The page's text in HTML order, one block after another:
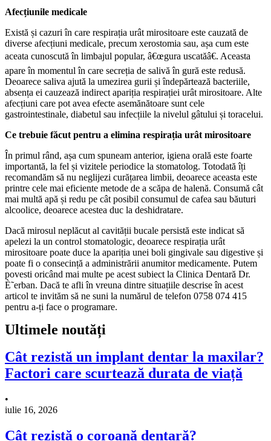
Afecțiunile medicale
Există și cazuri în care respirația urât mirositoare este cauzată de
diverse afecțiuni medicale, precum xerostomia sau, așa cum este
aceata cunoscută în limbajul popular, â€œgura uscatăâ€. Aceasta
apare în momentul în care secreția de salivă în gură este redusă.
Deoarece saliva ajută la umezirea gurii și îndepărtează bacteriile,
absența ei cauzează indirect apariția respirației urât mirositoare. Alte
afecțiuni care pot avea efecte asemănătoare sunt cele
gastrointestinale, diabetul sau infecțiile la nivelul gâtului și toracelui.
Ce trebuie făcut pentru a elimina respirația urât mirositoare
În primul rând, așa cum spuneam anterior, igiena orală este foarte
importantă, la fel și vizitele periodice la stomatolog. Totodată îți
recomandăm să nu neglijezi curățarea limbii, deoarece aceasta este
printre cele mai eficiente metode de a scăpa de halenă. Consumă cât
mai multă apă și redu pe cât posibil consumul de cafea sau băuturi
alcoolice, deoarece acestea duc la deshidratare.
Dacă mirosul neplăcut al cavității bucale persistă este indicat să
apelezi la un control stomatologic, deoarece respirația urât
mirositoare poate duce la apariția unei boli gingivale sau digestive și
poate fi o consecință a administrării anumitor medicamente. Putem
povesti oricând mai multe pe acest subiect la Clinica Dentară Dr.
È˜erban. Dacă te afli în vreuna dintre situațiile descrise în acest
articol te invităm să ne suni la numărul de telefon 0758 074 415
pentru a-ți face o programare.
Ultimele noutăți
Cât rezistă un implant dentar la maxilar?
Factori care scurtează durata de viață
•
iulie 16, 2026
Cât rezistă o coroană dentară?